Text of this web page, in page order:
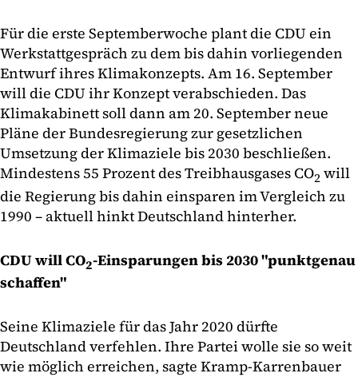
Für die erste Septemberwoche plant die CDU ein
Werkstattgespräch zu dem bis dahin vorliegenden
Entwurf ihres Klimakonzepts. Am 16. September
will die CDU ihr Konzept verabschieden. Das
Klimakabinett soll dann am 20. September neue
Pläne der Bundesregierung zur gesetzlichen
Umsetzung der Klimaziele bis 2030 beschließen.
Mindestens 55 Prozent des Treibhausgases CO2will
die Regierung bis dahin einsparen im Vergleich zu
1990 – aktuell hinkt Deutschland hinterher.
CDU will CO2-Einsparungen bis 2030 "punktgenau
schaffen"
Seine Klimaziele für das Jahr 2020 dürfte
Deutschland verfehlen. Ihre Partei wolle sie so weit
wie möglich erreichen, sagte Kramp-Karrenbauer